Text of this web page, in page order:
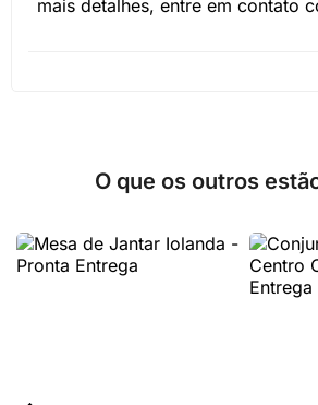
mais detalhes, entre em contato
O que os outros